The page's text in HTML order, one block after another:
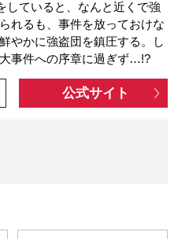
していると、なんと近くで強
れるも、事件を放っておけな
やかに強盗団を鎮圧する。し
事件への序章に過ぎず…!?
公式サイト